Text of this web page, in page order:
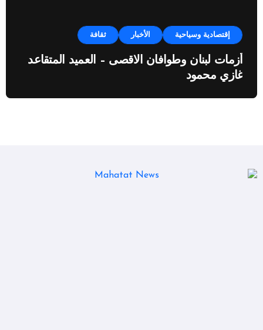
إقتصادية وسياحية الأخبار ثقافة
أزمات لبنان وطوافان الاقصى – العميد المتقاعد
غازي محمود